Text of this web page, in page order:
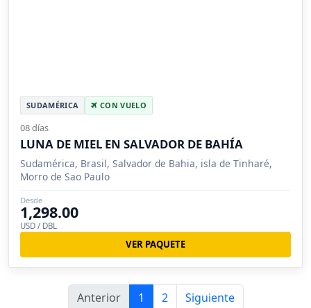
SUDAMÉRICA CON VUELO
08 días
LUNA DE MIEL EN SALVADOR DE BAHÍA
Sudamérica, Brasil, Salvador de Bahia, isla de Tinharé,
Morro de Sao Paulo
Desde
1,298.00
USD / DBL
VER PAQUETE
Anterior 1 2 Siguiente